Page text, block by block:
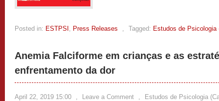
Posted in: ESTPSI , Press Releases , Tagged: Estudos de Psicologia
Anemia Falciforme em crianças e as
enfrentamento da dor
April 22, 2019 15:00 , Leave a Comment , Estudos de Psicologia